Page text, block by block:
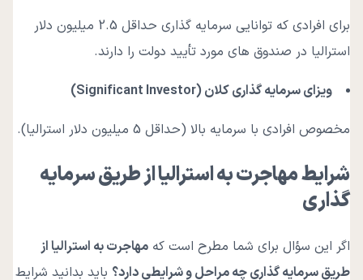
برای افرادی که توانایی سرمایه گذاری حداقل 2.5 میلیون دلار
استرالیا در صندوق های مورد تأیید دولت را دارند.
ویزای سرمایه گذاری کلان(Significant Investor)
مخصوص افرادی با سرمایه بالا (حداقل 5 میلیون دلار استرالیا).
شرایط مهاجرت به استرالیا از طریق سرمایه
گذاری
اگر این سؤال برای شما مطرح است که مهاجرت به استرالیا از
طریق سرمایه گذاری چه مراحل و شرایطی دارد؟ باید بدانید شرایط